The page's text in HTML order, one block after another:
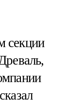
секции